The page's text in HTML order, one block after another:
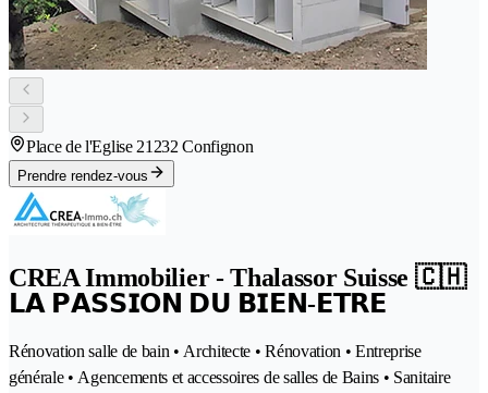
Place de l'Eglise 21232 Confignon
Prendre rendez-vous
CREA Immobilier - Thalassor Suisse 🇨🇭
𝗟𝗔 𝗣𝗔𝗦𝗦𝗜𝗢𝗡 𝗗𝗨 𝗕𝗜𝗘𝗡-𝗘𝗧𝗥𝗘
Rénovation salle de bain • Architecte • Rénovation • Entreprise
générale • Agencements et accessoires de salles de Bains • Sanitaire